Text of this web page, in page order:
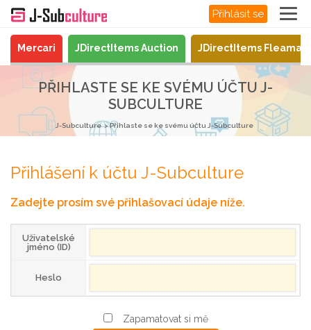
Přihlásit se
Mercari JDirectItems Auction JDirectItems
PŘIHLASTE SE KE SVÉMU ÚČTU J-
SUBCULTURE
J-Subculture Přihlaste se ke svému účtu J-Subculture
Přihlášení k účtu J-Subculture
Zadejte prosím své přihlašovací údaje níže.
Uživatelské
jméno (ID)
Heslo
Zapamatovat si mě